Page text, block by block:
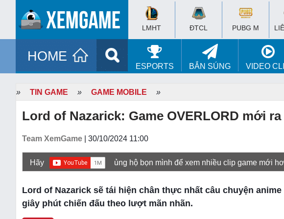
LMHT ĐTCL PUBG M
HOME
ESPORTS BẮN SÚNG VIDEO
» TIN GAME » GAME MOBILE »
Lord of Nazarick: Game OVERLORD mới
Team XemGame | 30/10/2024 11:00
Hãy ủng hộ bọn mình để xem nhiều clip game mới
Lord of Nazarick sẽ tái hiện chân thực nhất câu chuyện
giây phút chiến đấu theo lượt mãn nhãn.